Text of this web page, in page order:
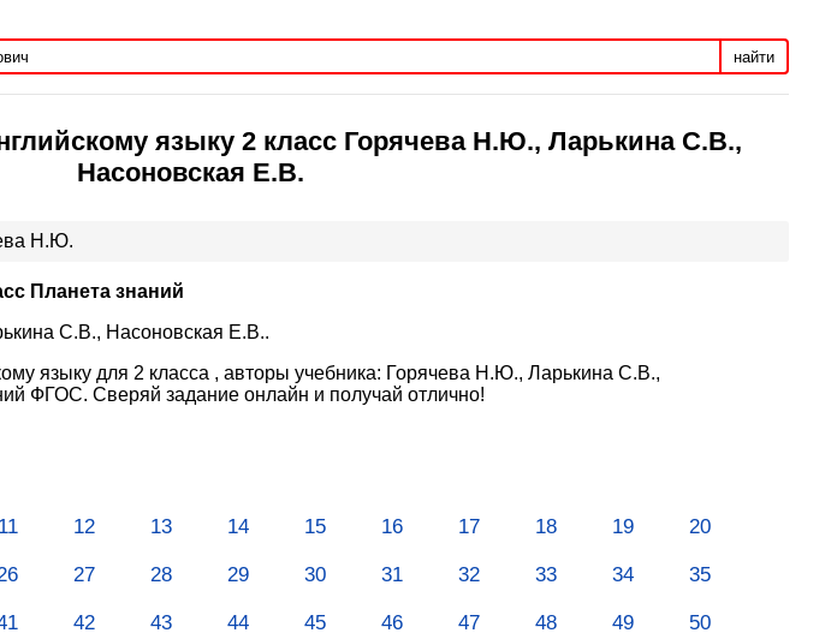
найти
языку 2 класс Горячева Н.Ю., Ларькина С.В.,
Насоновская Е.В.
Н.Ю.
Планета знаний
С.В., Насоновская Е.В..
языку для 2 класса , авторы учебника: Горячева Н.Ю., Ларькина С.В.,
ФГОС. Сверяй задание онлайн и получай отлично!
11 12 13 14 15 16 17 18 19 20
27 28 29 30 31 32 33 34 35
42 43 44 45 46 47 48 49 50